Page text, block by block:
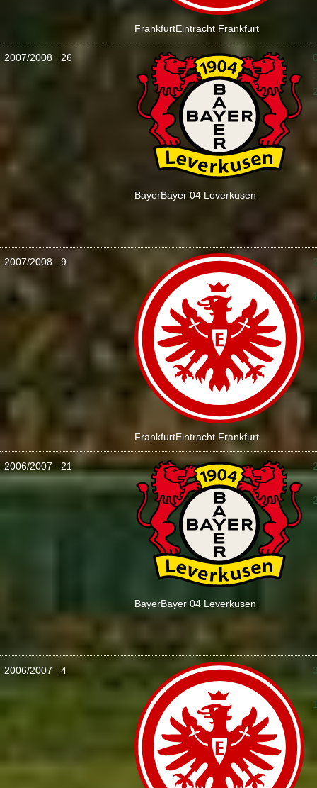
FrankfurtEintracht Frankfurt
2007/2008 26
BayerBayer 04 Leverkusen
:
2007/2008 9
FrankfurtEintracht Frankfurt
2006/2007 21
BayerBayer 04 Leverkusen
:
2006/2007 4
: